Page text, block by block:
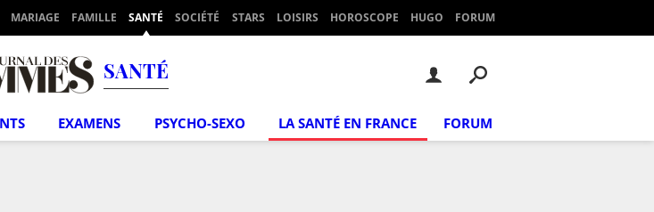
MARIAGE FAMILLE SANTÉ SOCIÉTÉ STARS LOISIRS HOROSCOPE HUGO FORUM
SANTÉ
EXAMENS PSYCHO-SEXO LA SANTÉ EN FRANCE FORUM